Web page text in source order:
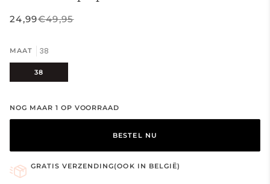
24,99€49,95
MAAT 38
38
NOG MAAR 1 OP VOORRAAD
BESTEL NU
GRATIS VERZENDING(OOK IN BELGIË)